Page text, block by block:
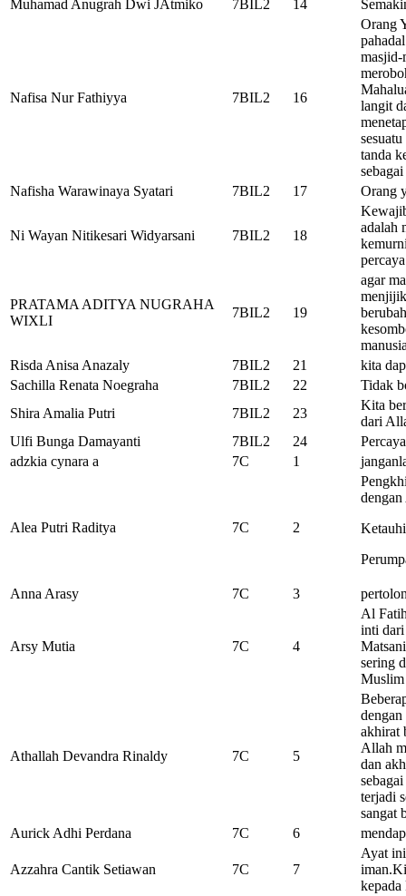
Muhamad Anugrah Dwi JAtmiko
7BIL2 14
Nafisa Nur Fathiyya 7BIL2 16
Orang
masjid-
langit
tanda
Nafisha Warawinaya Syatari
7BIL2 17 Orang
Ni Wayan Nitikesari Widyarsani 7BIL2 18
adalah
PRATAMA ADITYA NUGRAHA
WIXLI
7BIL2 19
agar
Risda Anisa Anazaly
7BIL2 21
kita
Sachilla Renata Noegraha
7BIL2 22
Tidak
Shira Amalia Putri
7BIL2 23
Kita
dari
Ulfi Bunga Damayanti
7BIL2 24
adzkia cynara a
7C 1
Alea Putri Raditya 7C 2
Anna Arasy 7C 3
Arsy Mutia 7C 4
Al
inti dari
sering
Muslim
Athallah Devandra Rinaldy 7C 5
akhirat
Allah
dan
terjadi
sangat
Aurick Adhi Perdana
7C 6
Azzahra Cantik Setiawan 7C 7
Ayat